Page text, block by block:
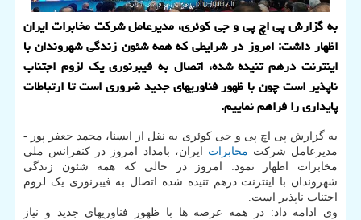
به گزارش پی اچ پی و جی کوئری، مدیرعامل شرکت مخابرات ایران
اظهار داشت: امروز در شرایطی که همه شئون زندگی شهروندان با
اینترنت درهم تنیده شده، اتصال به فیبرنوری یک لزوم اجتناب
ناپذیر است چون با ظهور فناوریهای جدید ضروری است تا ارتباطات
پایداری را فراهم نماییم.
به گزارش پی اچ پی و جی کوئری به نقل از ایسنا، محمد جعفر پور -
مدیرعامل شرکت مخابرات ایران، بامداد امروز در کنفرانس ملی
مخابرات اظهار نمود: امروز در حالی که همه شئون زندگی
شهروندان با اینترنت درهم تنیده شده اتصال به فیبرنوری یک لزوم
اجتناب ناپذیر است.
وی ادامه داد: در همه عرصه ها با ظهور فناوریهای جدید و نیاز